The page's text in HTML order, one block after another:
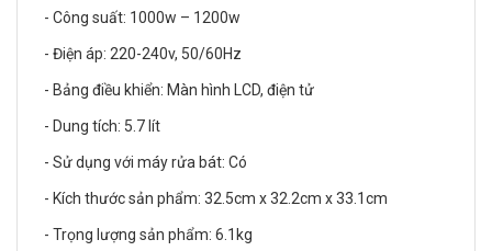
- Công suất: 1000w – 1200w
- Điện áp: 220-240v, 50/60Hz
- Bảng điều khiển: Màn hình LCD, điện tử
- Dung tích: 5.7 lít
- Sử dụng với máy rửa bát: Có
- Kích thước sản phẩm: 32.5cm x 32.2cm x 33.1cm
- Trọng lượng sản phẩm: 6.1kg